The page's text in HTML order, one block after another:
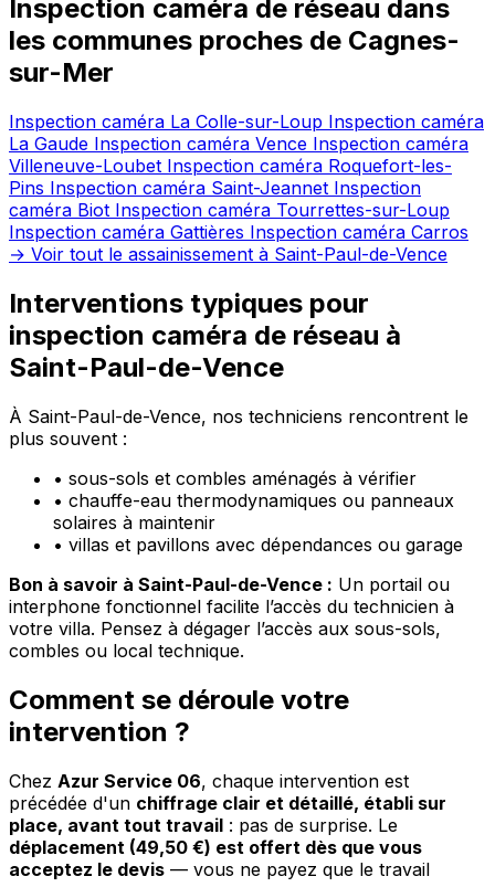
Inspection caméra de réseau dans
les communes proches de Cagnes-
sur-Mer
Inspection caméra La Colle-sur-Loup Inspection caméra
La Gaude Inspection caméra Vence Inspection caméra
Villeneuve-Loubet Inspection caméra Roquefort-les-
Pins Inspection caméra Saint-Jeannet Inspection
caméra Biot Inspection caméra Tourrettes-sur-Loup
Inspection caméra Gattières Inspection caméra Carros
→ Voir tout le assainissement à Saint-Paul-de-Vence
Interventions typiques pour
inspection caméra de réseau à
Saint-Paul-de-Vence
À Saint-Paul-de-Vence, nos techniciens rencontrent le
plus souvent :
• sous-sols et combles aménagés à vérifier
• chauffe-eau thermodynamiques ou panneaux
solaires à maintenir
• villas et pavillons avec dépendances ou garage
Bon à savoir à Saint-Paul-de-Vence : Un portail ou
interphone fonctionnel facilite l’accès du technicien à
votre villa. Pensez à dégager l’accès aux sous-sols,
combles ou local technique.
Comment se déroule votre
intervention ?
Chez Azur Service 06, chaque intervention est
précédée d'un chiffrage clair et détaillé, établi sur
place, avant tout travail : pas de surprise. Le
déplacement (49,50 €) est offert dès que vous
acceptez le devis — vous ne payez que le travail